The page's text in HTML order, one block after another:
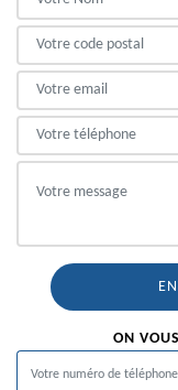
ON